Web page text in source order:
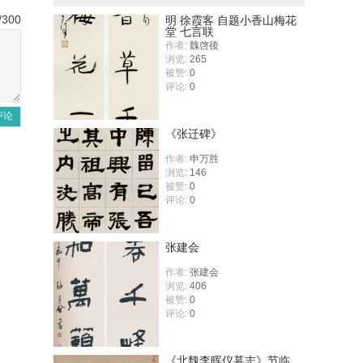
论
明 徐霞客 自题小香山梅花
堂 七言联
作者: 魏啓後
浏览: 265
被赞: 0
评论: 0
《张迁碑》
作者: 申万胜
浏览: 146
被赞: 0
评论: 0
张建会
作者: 张建会
浏览: 406
被赞: 0
评论: 0